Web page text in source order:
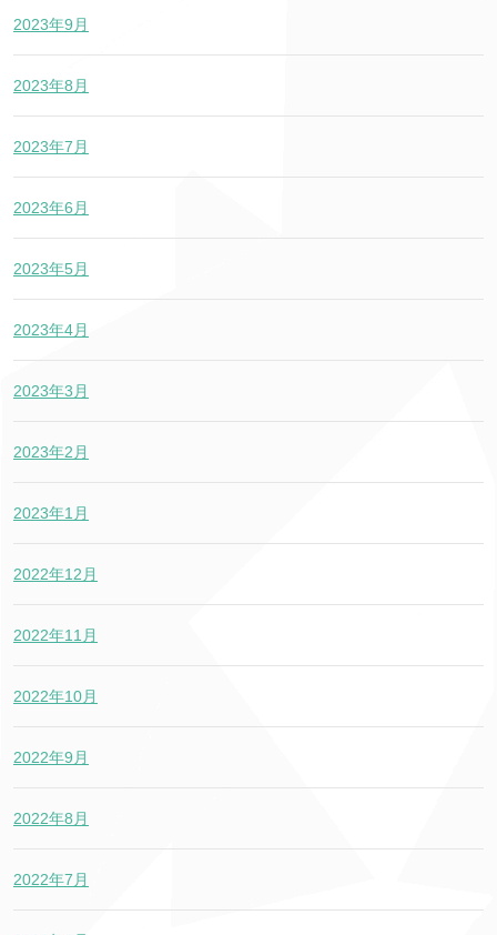
2023年9月
2023年8月
2023年7月
2023年6月
2023年5月
2023年4月
2023年3月
2023年2月
2023年1月
2022年12月
2022年11月
2022年10月
2022年9月
2022年8月
2022年7月